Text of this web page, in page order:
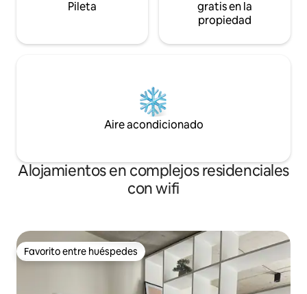
Pileta
gratis en la
propiedad
Aire acondicionado
Alojamientos en complejos residenciales
con wifi
Favorito entre huéspedes
Favorito entre huéspedes